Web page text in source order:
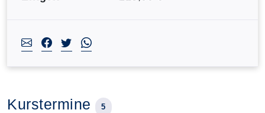
Kurstermine 5